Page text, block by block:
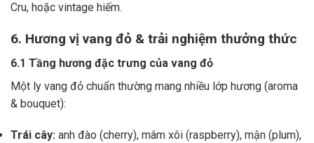
Cru, hoặc vintage hiếm.
6. Hương vị vang đỏ & trải nghiệm thưởng thức
6.1 Tầng hương đặc trưng của vang đỏ
Một ly vang đỏ chuẩn thường mang nhiều lớp hương (aroma
& bouquet):
Trái cây: anh đào (cherry), mâm xôi (raspberry), mận (plum),